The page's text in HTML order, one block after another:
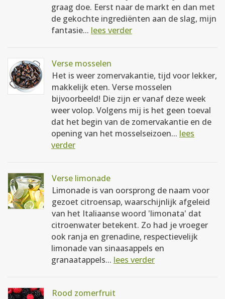
graag doe. Eerst naar de markt en dan met
de gekochte ingrediënten aan de slag, mijn
fantasie... lees verder
Verse mosselen
Het is weer zomervakantie, tijd voor lekker,
makkelijk eten. Verse mosselen
bijvoorbeeld! Die zijn er vanaf deze week
weer volop. Volgens mij is het geen toeval
dat het begin van de zomervakantie en de
opening van het mosselseizoen... lees
verder
Verse limonade
Limonade is van oorsprong de naam voor
gezoet citroensap, waarschijnlijk afgeleid
van het Italiaanse woord 'limonata' dat
citroenwater betekent. Zo had je vroeger
ook ranja en grenadine, respectievelijk
limonade van sinaasappels en
granaatappels... lees verder
Rood zomerfruit